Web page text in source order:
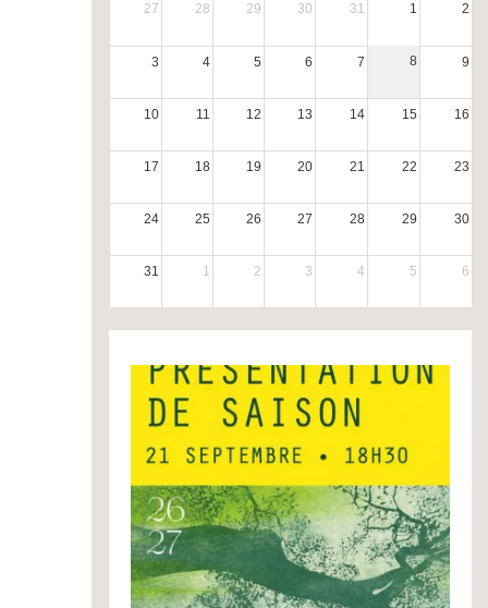
27
28 29 30 31 1 2
3 4 5 6 7 8 9
10 11 12 13 14 15 16
17 18 19 20 21 22 23
24 25 26 27 28 29 30
31 1 2 3 4 5 6